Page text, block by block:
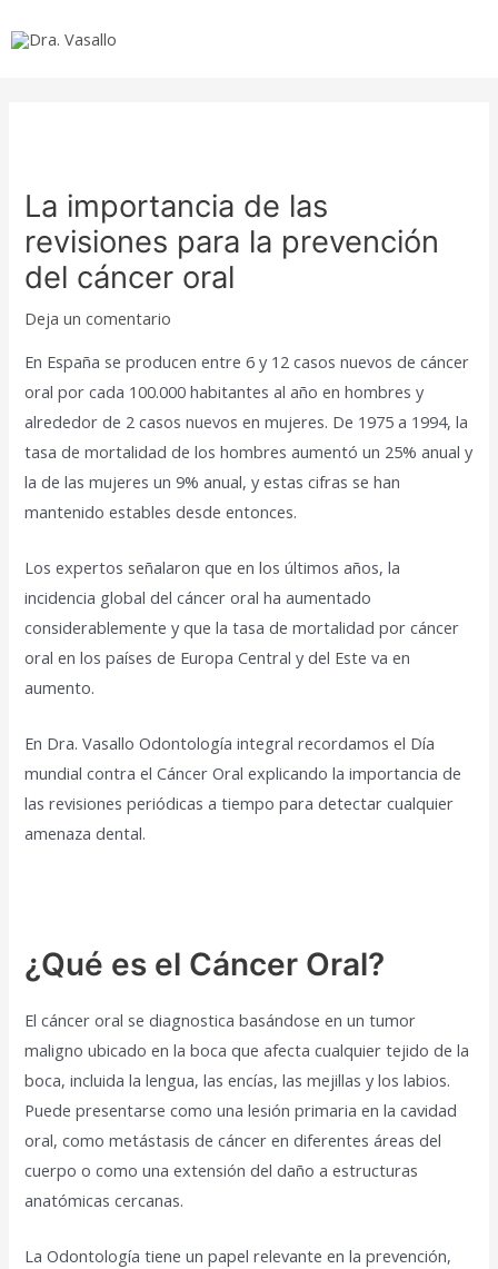
La importancia de las
revisiones para la prevención
del cáncer oral
Deja un comentario
En España se producen entre 6 y 12 casos nuevos de cáncer
oral por cada 100.000 habitantes al año en hombres y
alrededor de 2 casos nuevos en mujeres. De 1975 a 1994, la
tasa de mortalidad de los hombres aumentó un 25% anual y
la de las mujeres un 9% anual, y estas cifras se han
mantenido estables desde entonces.
Los expertos señalaron que en los últimos años, la
incidencia global del cáncer oral ha aumentado
considerablemente y que la tasa de mortalidad por cáncer
oral en los países de Europa Central y del Este va en
aumento.
En Dra. Vasallo Odontología integral recordamos el Día
mundial contra el Cáncer Oral explicando la importancia de
las revisiones periódicas a tiempo para detectar cualquier
amenaza dental.
¿Qué es el Cáncer Oral?
El cáncer oral se diagnostica basándose en un tumor
maligno ubicado en la boca que afecta cualquier tejido de la
boca, incluida la lengua, las encías, las mejillas y los labios.
Puede presentarse como una lesión primaria en la cavidad
oral, como metástasis de cáncer en diferentes áreas del
cuerpo o como una extensión del daño a estructuras
anatómicas cercanas.
La Odontología tiene un papel relevante en la prevención,